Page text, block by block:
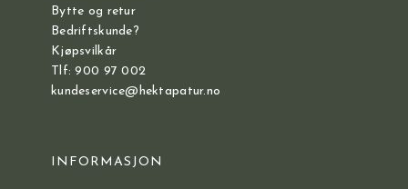
Bytte og retur
Bedriftskunde?
Kjøpsvilkår
Tlf: 900 97 002
kundeservice@hektapatur.no
INFORMASJON